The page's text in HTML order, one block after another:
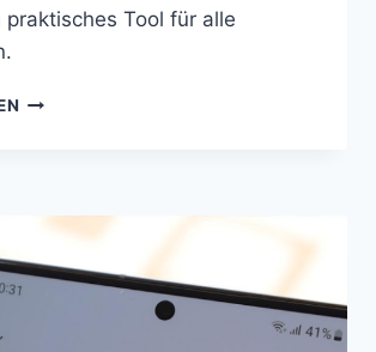
praktisches Tool für alle
SO